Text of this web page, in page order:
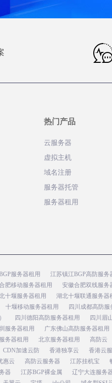
热门产品
云服务器
虚拟主机
域名注册
服务器托管
服务器租用
服务器租用 江苏镇江BGP高防服务
肥移动服务器租用 安徽合肥双线服务
十堰服务器租用 湖北十堰联通服务器
十堰移动服务器租用 四川成都高防服
四川德阳高防服务器租用 四川眉
服务器租用 广东佛山高防服务器租用
务器租用 北京服务器租用 高防云
CDN加速云防 香港独享云 香港云
惠云 高防云服务器 江苏挂机宝
器 江苏BGP裸金属 辽宁大连服务